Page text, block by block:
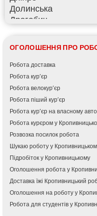
ОГОЛОШЕННЯ ПРО
Робота доставка
Робота кур’єр
Робота велокур’єр
Робота піший кур’єр
Робота кур’єр на власному авто
Робота курєром у
Розвозка посилок робота
Шукаю роботу у
Підробіток у Кропивницькому
Оголошення робота у
Доставка їжі Кропивницький
Оголошення на роботу у
Робота для студентів у
Долинська
Дрогобич
Фонтанка
Гадяч
Гатне
Глеваха
Горішні Плавні
Гостомель
Харків
Херсон
Хмельницький
Хмільник
Ірпінь
Івано-Франківськ
Ізмаїл
Кагарлик
Калуш
Кам’янець-